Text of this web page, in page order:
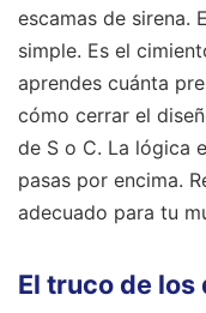
escamas de sirena.
simple. Es el
aprendes cuánta
cómo cerrar el
de S o C. La lógica
pasas por encima.
adecuado para tu
El truco de